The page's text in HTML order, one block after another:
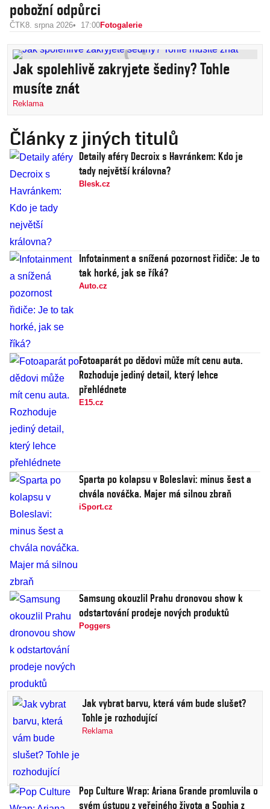
pobožní odpůrci
ČTK8. srpna 2026 17:00Fotogalerie
Jak spolehlivě zakryjete šediny? Tohle
musíte znát
Reklama
Články z jiných titulů
Detaily aféry Decroix s Havránkem: Kdo je
tady největší královna?
Blesk.cz
Infotainment a snížená pozornost řidiče: Je to
tak horké, jak se říká?
Auto.cz
Fotoaparát po dědovi může mít cenu auta.
Rozhoduje jediný detail, který lehce
přehlédnete
E15.cz
Sparta po kolapsu v Boleslavi: minus šest a
chvála nováčka. Majer má silnou zbraň
iSport.cz
Samsung okouzlil Prahu dronovou show k
odstartování prodeje nových produktů
Poggers
Jak vybrat barvu, která vám bude slušet?
Tohle je rozhodující
Reklama
Pop Culture Wrap: Ariana Grande promluvila o
svém ústupu z veřejného života a Sophia z